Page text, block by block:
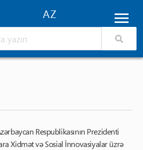
Respublikasının Prezidenti
Xidmət və Sosial İnnovasiyalar üzrə